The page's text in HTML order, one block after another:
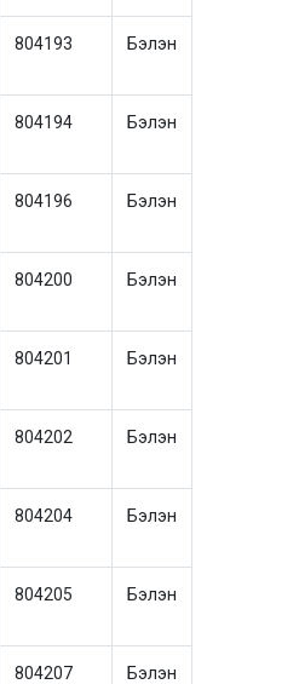
804193 Бэлэн
804194 Бэлэн
804196 Бэлэн
804200 Бэлэн
804201 Бэлэн
804202 Бэлэн
804204 Бэлэн
804205 Бэлэн
804207 Бэлэн